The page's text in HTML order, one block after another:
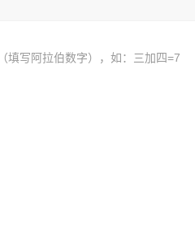
填写阿拉伯数字），如：三加四=7